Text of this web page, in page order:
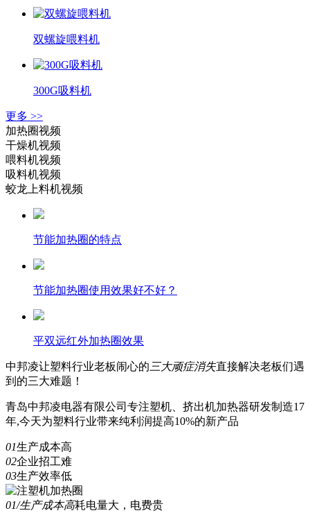
双螺旋喂料机
300G吸料机
更多 >>
加热圈视频
干燥机视频
喂料机视频
吸料机视频
蛟龙上料机视频
节能加热圈的特点
节能加热圈使用效果好不好？
平双远红外加热圈效果
中邦凌让塑料行业老板闹心的 三大顽症消失直接解决老板们遇
到的三大难题！
青岛中邦凌电器有限公司专注塑机、挤出机加热器研发制造17
年,今天为塑料行业带来纯利润提高10%的新产品
01生产成本高
02企业招工难
03生产效率低
01/生产成本高耗电量大，电费贵